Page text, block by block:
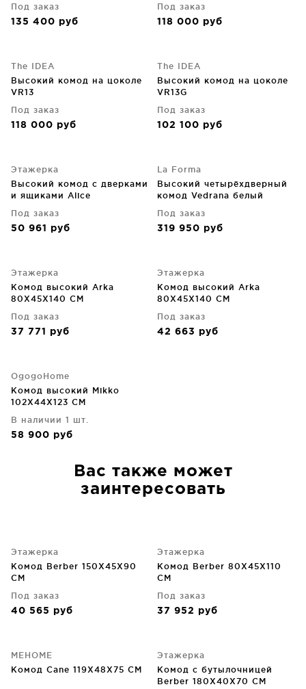
Под заказ
135 400 руб
Под заказ
118 000 руб
The IDEA
Высокий комод на цоколе
VR13
Под заказ
118 000 руб
The IDEA
Высокий комод на цоколе
VR13G
Под заказ
102 100 руб
Этажерка
Высокий комод с дверками
и ящиками Alice
Под заказ
50 961 руб
La Forma
Высокий четырёхдверный
комод Vedrana белый
97.5X160 CM
Под заказ
319 950 руб
Этажерка
Комод высокий Arka
80X45X140 CM
Под заказ
37 771 руб
Этажерка
Комод высокий Arka
80X45X140 CM
Под заказ
42 663 руб
OgogoHome
Комод высокий Mikko
102X44X123 CM
В наличии 1 шт.
58 900 руб
Вас также может
заинтересовать
Этажерка
Комод Berber 150X45X90
CM
Под заказ
40 565 руб
Этажерка
Комод Berber 80X45X110
CM
Под заказ
37 952 руб
MEHOME
Комод Cane 119X48X75 CM
Этажерка
Комод с бутылочницей
Berber 180X40X70 CM